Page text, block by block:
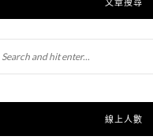
線上人數